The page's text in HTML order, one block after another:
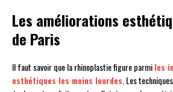
Les améliorations
de Paris
Il faut savoir que la rhinoplastie figure parmiles
esthétiques les moins lourdes . Les